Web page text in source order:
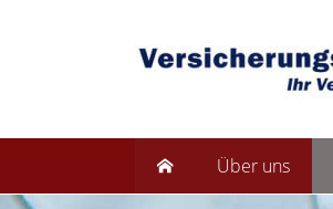
Über uns